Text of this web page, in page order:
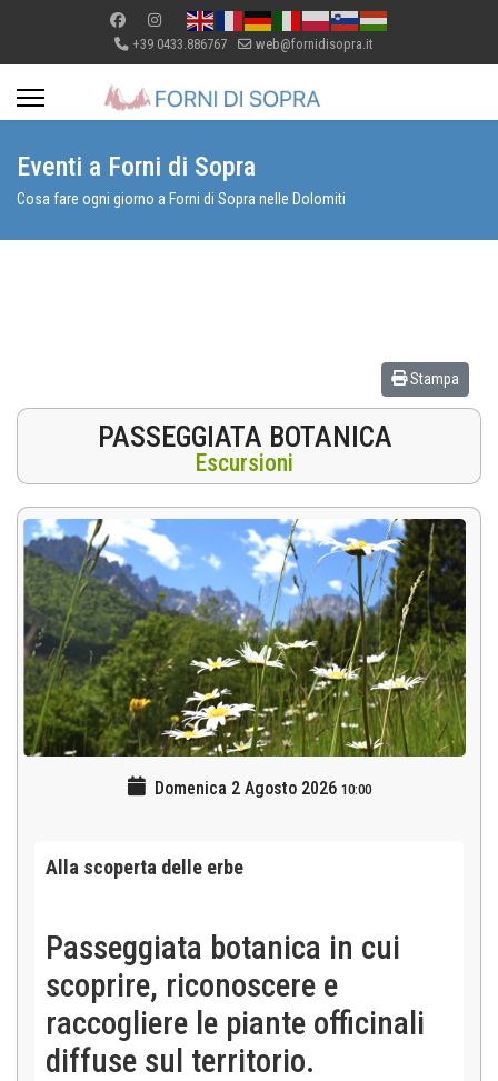
+39 0433.886767 web@fornidisopra.it
Eventi a Forni di Sopra
Cosa fare ogni giorno a Forni di Sopra nelle Dolomiti
Stampa
PASSEGGIATA BOTANICA
Escursioni
Domenica 2 Agosto 2026 10:00
Alla scoperta delle erbe
Passeggiata botanica in cui
scoprire, riconoscere e
raccogliere le piante officinali
diffuse sul territorio.